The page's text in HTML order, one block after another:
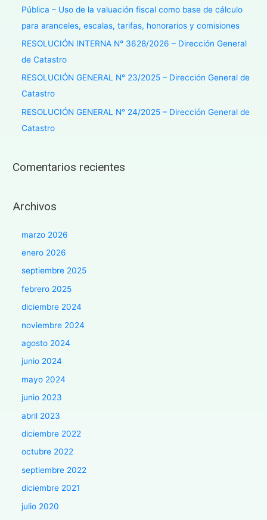
Pública – Uso de la valuación fiscal como base de cálculo
para aranceles, escalas, tarifas, honorarios y comisiones
RESOLUCIÓN INTERNA N° 3628/2026 – Dirección General
de Catastro
RESOLUCIÓN GENERAL N° 23/2025 – Dirección General de
Catastro
RESOLUCIÓN GENERAL N° 24/2025 – Dirección General de
Catastro
Comentarios recientes
Archivos
marzo 2026
enero 2026
septiembre 2025
febrero 2025
diciembre 2024
noviembre 2024
agosto 2024
junio 2024
mayo 2024
junio 2023
abril 2023
diciembre 2022
octubre 2022
septiembre 2022
diciembre 2021
julio 2020